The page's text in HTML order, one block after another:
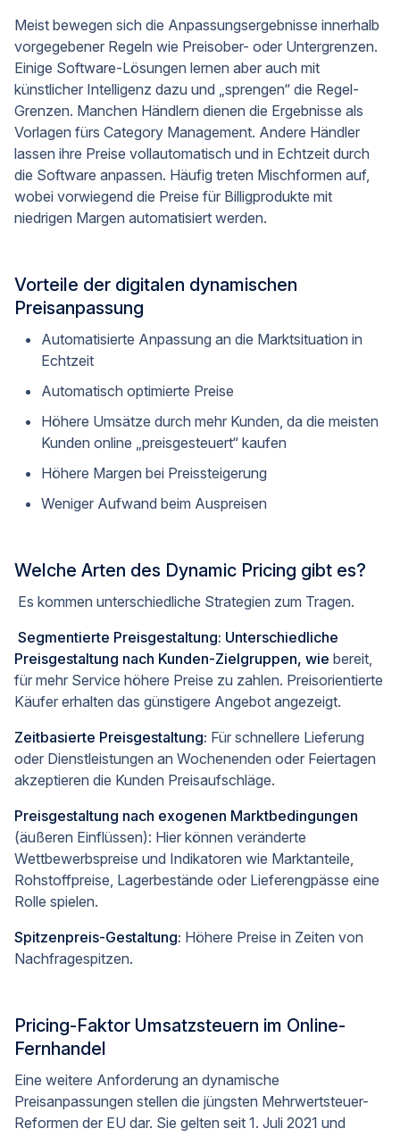
Meist bewegen sich die Anpassungsergebnisse innerhalb
vorgegebener Regeln wie Preisober- oder Untergrenzen.
Einige Software-Lösungen lernen aber auch mit
künstlicher Intelligenz dazu und „sprengen“ die Regel-
Grenzen. Manchen Händlern dienen die Ergebnisse als
Vorlagen fürs Category Management. Andere Händler
lassen ihre Preise vollautomatisch und in Echtzeit durch
die Software anpassen. Häufig treten Mischformen auf,
wobei vorwiegend die Preise für Billigprodukte mit
niedrigen Margen automatisiert werden.
Vorteile der digitalen dynamischen
Preisanpassung
Automatisierte Anpassung an die Marktsituation in
Echtzeit
Automatisch optimierte Preise
Höhere Umsätze durch mehr Kunden, da die meisten
Kunden online „preisgesteuert“ kaufen
Höhere Margen bei Preissteigerung
Weniger Aufwand beim Auspreisen
Welche Arten des Dynamic Pricing gibt es?
Es kommen unterschiedliche Strategien zum Tragen.
Segmentierte Preisgestaltung: Unterschiedliche
Preisgestaltung nach Kunden-Zielgruppen, wie bereit,
für mehr Service höhere Preise zu zahlen. Preisorientierte
Käufer erhalten das günstigere Angebot angezeigt.
Zeitbasierte Preisgestaltung: Für schnellere Lieferung
oder Dienstleistungen an Wochenenden oder Feiertagen
akzeptieren die Kunden Preisaufschläge.
Preisgestaltung nach exogenen Marktbedingungen
(äußeren Einflüssen): Hier können veränderte
Wettbewerbspreise und Indikatoren wie Marktanteile,
Rohstoffpreise, Lagerbestände oder Lieferengpässe eine
Rolle spielen.
Spitzenpreis-Gestaltung: Höhere Preise in Zeiten von
Nachfragespitzen.
Pricing-Faktor Umsatzsteuern im Online-
Fernhandel
Eine weitere Anforderung an dynamische
Preisanpassungen stellen die jüngsten Mehrwertsteuer-
Reformen der EU dar. Sie gelten seit 1. Juli 2021 und